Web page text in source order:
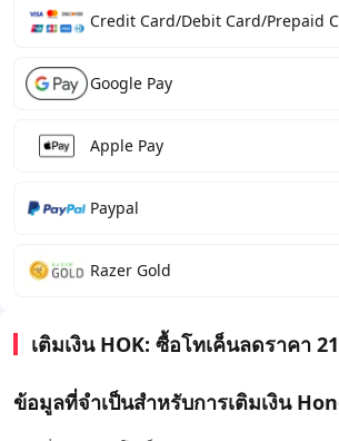
Credit Card/Debit Card/Prepaid
Google Pay
Apple Pay
Paypal
Razer Gold
เติมเงิน HOK: ซื้อโทเค็นลดราคา
ข้อมูลที่จำเป็นสำหรับการเติมเงิน